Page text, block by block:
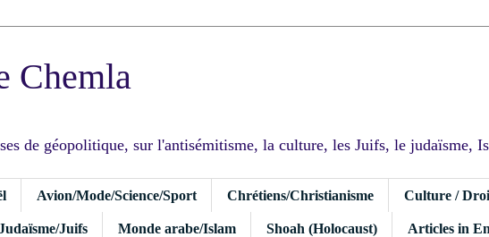
Chemla
de géopolitique, sur l'antisémitisme, la culture, les Juifs, le judaïsme,
Avion/Mode/Science/Sport Chrétiens/Christianisme Culture /
Juifs Monde arabe/Islam Shoah (Holocaust) Articles in